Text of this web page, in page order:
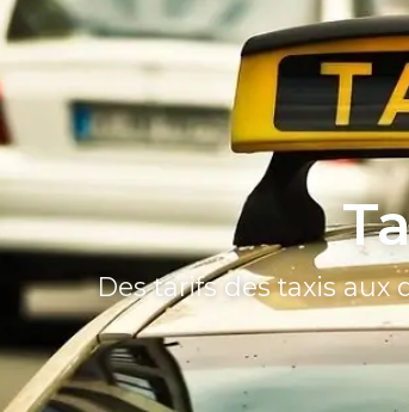
Des tarifs des taxis aux